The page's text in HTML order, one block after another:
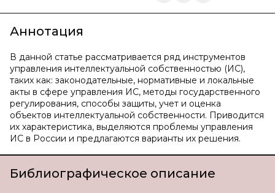
Аннотация
В данной статье рассматривается ряд инструментов
управления интеллектуальной собственностью (ИС),
таких как: законодательные, нормативные и локальные
акты в сфере управления ИС, методы государственного
регулирования, способы защиты, учет и оценка
объектов интеллектуальной собственности. Приводится
их характеристика, выделяются проблемы управления
ИС в России и предлагаются варианты их решения.
Библиографическое описание